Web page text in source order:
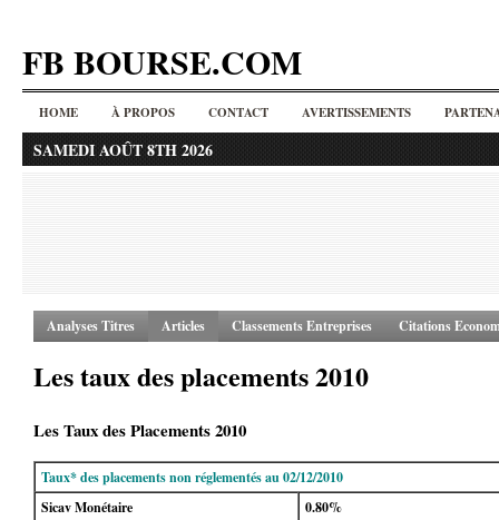
FB BOURSE.COM
HOME À PROPOS CONTACT AVERTISSEMENTS
SAMEDI AOÛT 8TH 2026
Analyses Titres Articles Classements Entreprises Citations
Les taux des placements 2010
Les Taux des Placements 2010
Taux* des placements non réglementés au 02/12/2010
Sicav Monétaire
0.80%